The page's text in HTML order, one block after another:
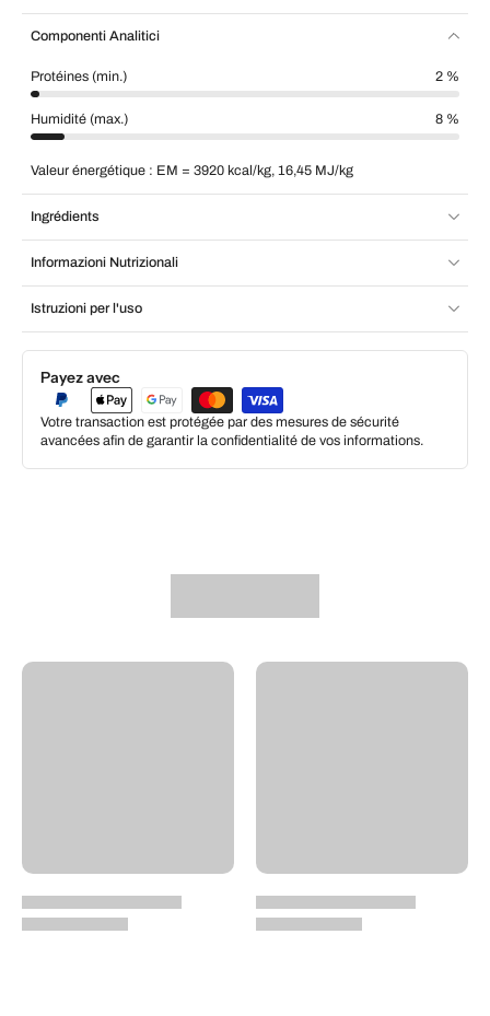
Componenti Analitici
Protéines (min.) 2 %
Humidité (max.) 8 %
Valeur énergétique : EM = 3920 kcal/kg, 16,45 MJ/kg
Ingrédients
Informazioni Nutrizionali
Istruzioni per l'uso
Payez avec
Votre transaction est protégée par des mesures de sécurité
avancées afin de garantir la confidentialité de vos informations.